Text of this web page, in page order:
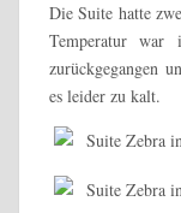
Die Suite hatte
Temperatur war
zurückgegangen
es leider zu kalt.